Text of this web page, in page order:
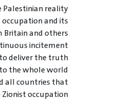
Palestinian reality.
and its
and others.
incitement
deliver the truth
to the whole world.
all countries that
occupation.